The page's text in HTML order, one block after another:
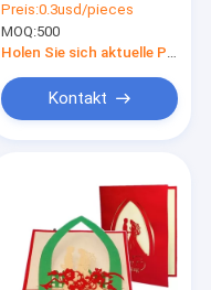
Einladungs-Karten-
europäische Art
Preis:0.3usd/pieces
MOQ:500
Holen Sie sich aktuelle Preis
Kontakt